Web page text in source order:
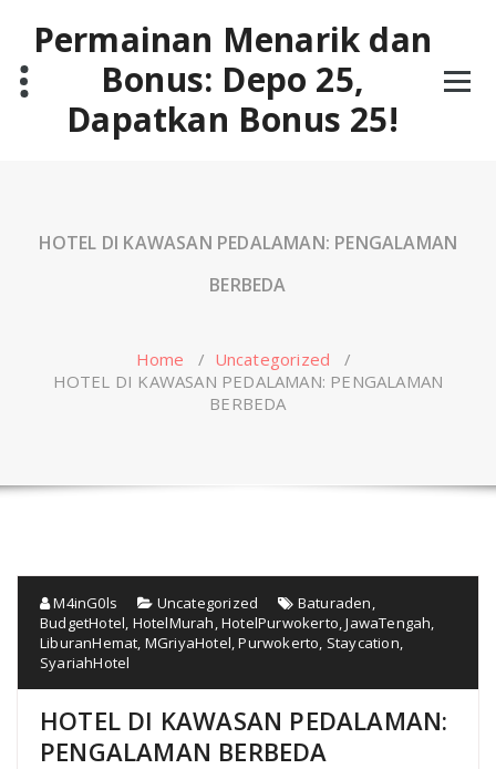
contentPermainan Menarik dan
Bonus: Depo 25,
Dapatkan Bonus 25!
HOTEL DI KAWASAN PEDALAMAN: PENGALAMAN
BERBEDA
Home / Uncategorized /
HOTEL DI KAWASAN PEDALAMAN: PENGALAMAN
BERBEDA
M4inG0ls Uncategorized Baturaden
BudgetHotel HotelMurah ,HotelPurwokerto ,JawaTengah
LiburanHemat MGriyaHotel ,Purwokerto Staycation
SyariahHotel
HOTEL DI KAWASAN PEDALAMAN:
PENGALAMAN BERBEDA